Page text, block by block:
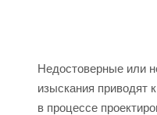
Недостоверные или
изыскания приводят
в процессе